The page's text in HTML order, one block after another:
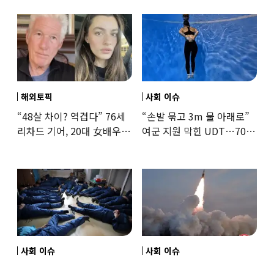
해외토픽
“48살 차이? 역겹다” 76세
리차드 기어, 20대 女배우와
사회 이슈
“손발 묶고 3m 물 아래로”
여군 지원 막힌 UDT…707
사회 이슈 사회 이슈